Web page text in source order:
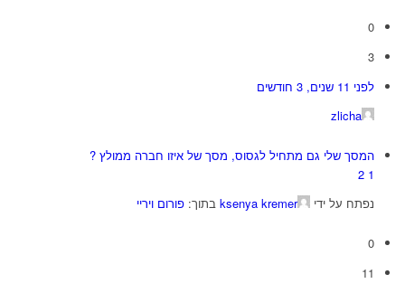
0
3
לפני 11 שנים, 3 חודשים
zlicha
המסך שלי גם מתחיל לגסוס, מסך של איזו חברה ממולץ ?
1
2
נפתח על ידי
ksenya kremer בתוך: פורום ויריי
0
11